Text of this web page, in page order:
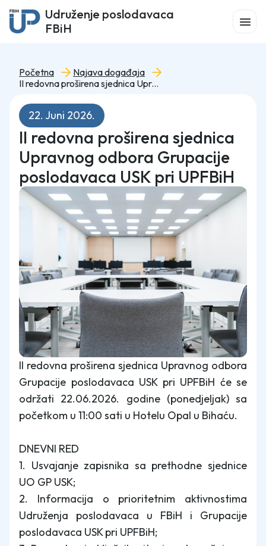
Udruženje poslodavaca
FBiH
Početna
Najava događaja
II redovna proširena sjednica Upravnog odbora Grupacije poslodavaca USK pri UPFBiH
22. Juni 2026.
II redovna proširena sjednica
Upravnog odbora Grupacije
poslodavaca USK pri UPFBiH
II redovna proširena sjednica Upravnog odbora
Grupacije poslodavaca USK pri UPFBiH će se
održati 22.06.2026. godine (ponedjeljak) sa
početkom u 11:00 sati u Hotelu Opal u Bihaću.
DNEVNI RED
1. Usvajanje zapisnika sa prethodne sjednice
UO GP USK;
2. Informacija o prioritetnim aktivnostima
Udruženja poslodavaca u FBiH i Grupacije
poslodavaca USK pri UPFBiH;